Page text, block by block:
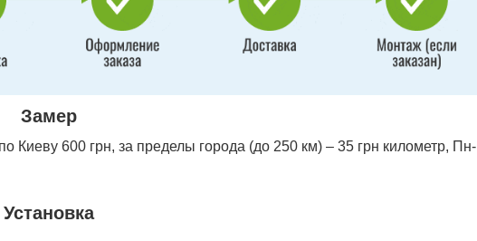
Замер
Киеву 600 грн, за пределы города (до 250 км) – 35 грн километр, Пн-
Установка